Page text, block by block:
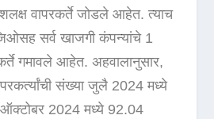
वापरकर्ते जोडले आहेत. त्याच
सर्व खाजगी कंपन्यांचे 1
गमावले आहेत. अहवालानुसार,
संख्या जुलै 2024 मध्ये
2024 मध्ये 92.04